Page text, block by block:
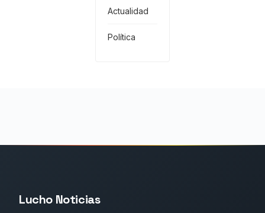
Actualidad
Política
Lucho Noticias